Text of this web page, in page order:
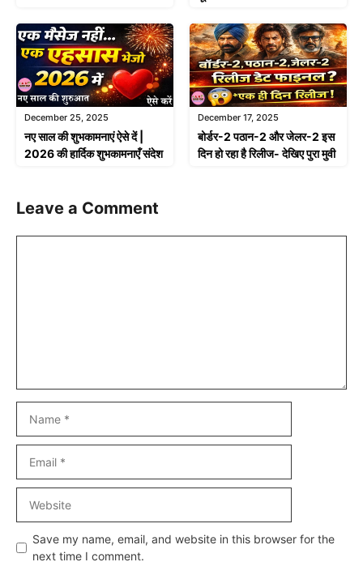
December 25, 2025
नए साल की शुभकामनाएं ऐसे दें |
2026 की हार्दिक शुभकामनाएँ संदेश
December 17, 2025
बोर्डर-2 पठान-2 और जेलर-2 इस
दिन हो रहा है रिलीज- देखिए पुरा मुवी
Leave a Comment
Save my name, email, and website in this browser for the
next time I comment.